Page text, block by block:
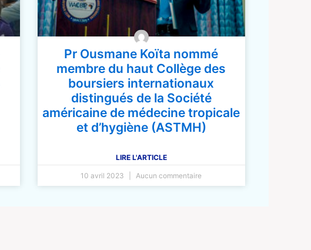
Pr Ousmane Koïta nommé
membre du haut Collège des
boursiers internationaux
distingués de la Société
américaine de médecine tropicale
et d’hygiène (ASTMH)
LIRE L'ARTICLE
10 avril 2023 Aucun commentaire